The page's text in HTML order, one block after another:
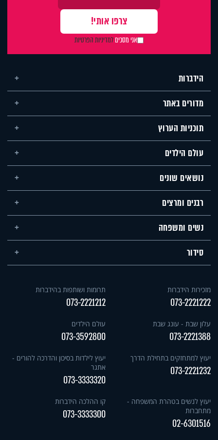
אני מסכיםלמדיניות הפרטיות
הידברות
מדורים באתר
תוכניות הערוץ
עולם הילדים
נושאים שונים
רבנים ומרצים
נשים ומשפחה
סידור
מזכירות הידברות
073-2221222
תרומות ושותפות בהידברות
073-2221212
עלון שבת - עונג שבת
073-2221388
עולם הילדים
073-3592800
יעוץ למתחזקים בתחילת הדרך
073-2221232
יעוץ לילדות בסיכון והדרכה להורים -
אתגר
073-3333320
יעוץ לנשים בטהרת המשפחה -
מתחברות
02-6301516
קו ההלכה הידברות
073-3333300